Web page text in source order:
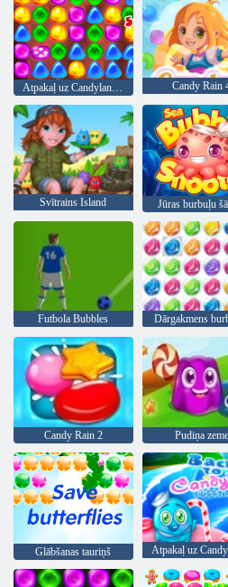
Candy Rain
Svītrains Island Jūras burbuļu
Futbola Bubbles Dārgakmens
Candy Rain 2 Pudiņa zeme
Glābšanas tauriņš